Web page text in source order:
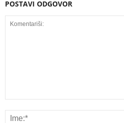
POSTAVI ODGOVOR